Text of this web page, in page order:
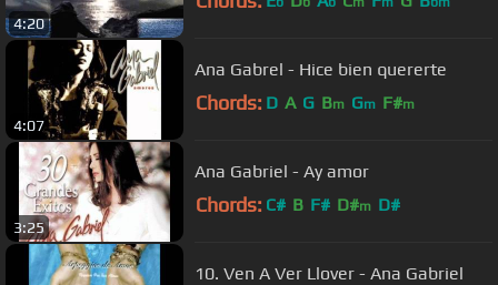
4:20
4:07
Ana Gabrel - Hice bien quererte
Chords: D A G Bm Gm F#m
3:25
Ana Gabriel - Ay amor
Chords: C# B F# D#m D#
10. Ven A Ver Llover - Ana Gabriel